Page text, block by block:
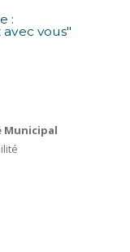
:
vous"
Municipal